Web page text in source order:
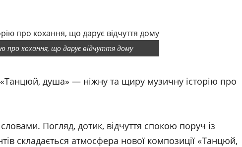
про кохання, що дарує відчуття дому
душа» — ніжну та щиру музичну історію про
Погляд, дотик, відчуття спокою поруч із
складається атмосфера нової композиції «Танцюй,